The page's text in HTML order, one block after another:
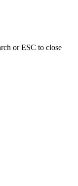
or ESC to close